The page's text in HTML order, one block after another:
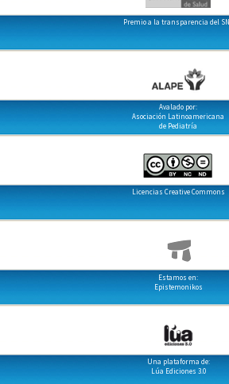
Premio a la transparencia del
Avalado por:
Asociación Latinoamericana
de Pediatría
Licencias Creative Commons
Estamos en:
Epistemonikos
Una plataforma de:
Lúa Ediciones 3.0